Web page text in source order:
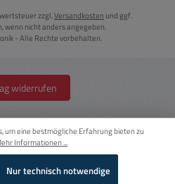
zzgl.Versandkosten und ggf.
wenn nicht anders angegeben.
- Alle Rechte vorbehalten.
widerrufen
um eine bestmögliche Erfahrung bieten zu
Informationen ...
Nur technisch notwendige